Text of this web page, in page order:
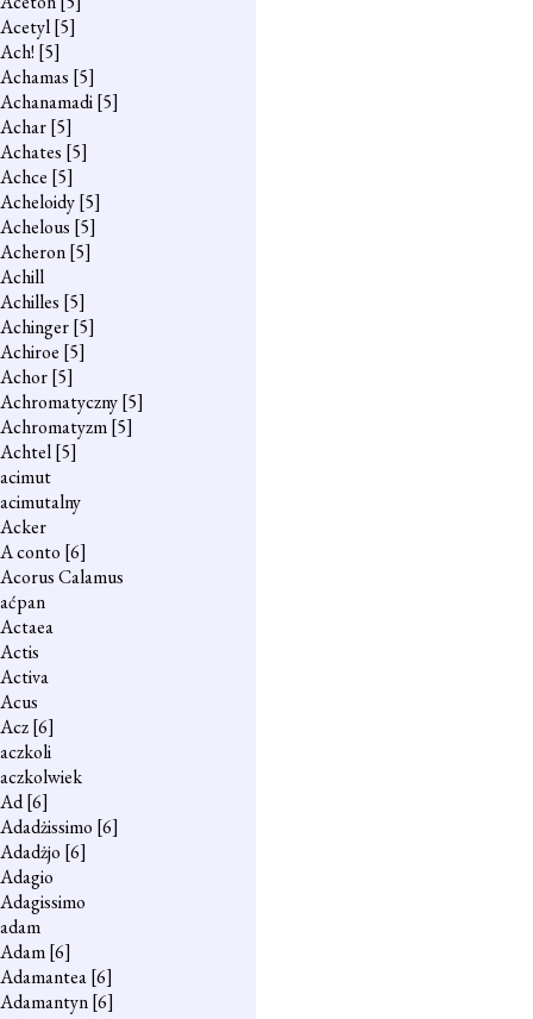
Acetyl[5]
Ach! [5]
Achamas [5]
Achanamadi[5]
Achar[5]
Achates [5]
Achce [5]
Acheloidy[5]
Achelous [5]
Acheron[5]
Achill
Achilles [5]
Achinger[5]
Achiroe [5]
Achor[5]
Achromatyczny[5]
Achromatyzm[5]
Achtel[5]
acimut
acimutalny
Acker
A conto [6]
Acorus Calamus
aćpan
Actaea
Actis
Activa
Acus
Acz[6]
aczkoli
aczkolwiek
Ad[6]
Adadżissimo [6]
Adadżjo [6]
Adagio
Adagissimo
adam
Adam[6]
Adamantea[6]
Adamantyn[6]